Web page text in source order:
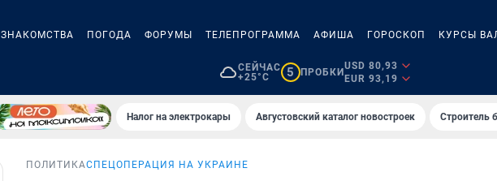
ЗНАКОМСТВА ПОГОДА ФОРУМЫ ТЕЛЕПРОГРАММА АФИША ГОРОСКОП КУРСЫ
СЕЙЧАС
+25°C
5 ПРОБКИ
USD 80,93
EUR 93,19
Налог на электрокары Августовский каталог новостроек Строитель
ПОЛИТИКАСПЕЦОПЕРАЦИЯ НА УКРАИНЕ